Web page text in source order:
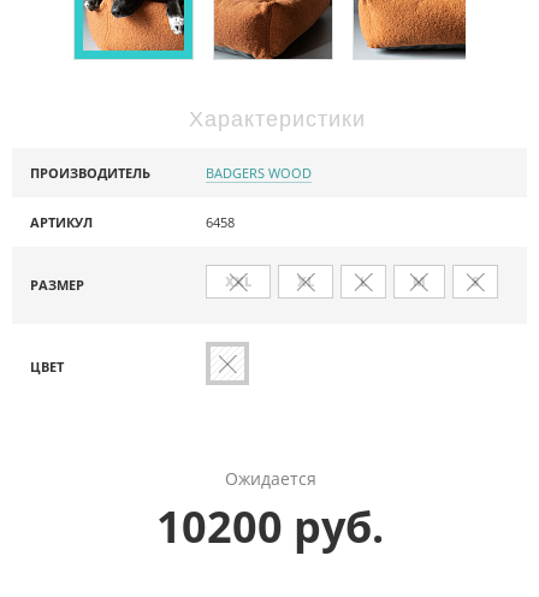
Характеристики
ПРОИЗВОДИТЕЛЬ BADGERS WOOD
АРТИКУЛ 6458
РАЗМЕР XXL XL L M S
ЦВЕТ
Ожидается
10200 руб.